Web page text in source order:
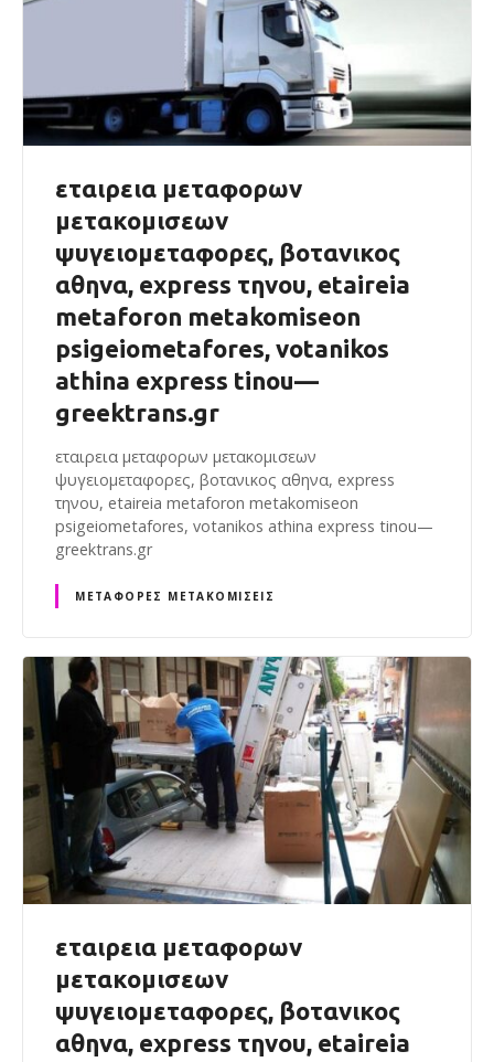
εταιρεια μεταφορων
μετακομισεων
ψυγειομεταφορες, βοτανικος
αθηνα, express τηνου, etaireia
metaforon metakomiseon
psigeiometafores, votanikos
athina express tinou—
greektrans.gr
εταιρεια μεταφορων μετακομισεων
ψυγειομεταφορες, βοτανικος αθηνα, express
τηνου, etaireia metaforon metakomiseon
psigeiometafores, votanikos athina express tinou—
greektrans.gr
ΜΕΤΑΦΟΡΈΣ ΜΕΤΑΚΟΜΊΣΕΙΣ
εταιρεια μεταφορων
μετακομισεων
ψυγειομεταφορες, βοτανικος
αθηνα, express τηνου, etaireia